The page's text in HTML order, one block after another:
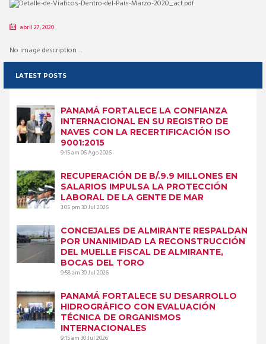
abril 27, 2020
No image description ...
LATEST POSTS
PANAMÁ FORTALECE LA CONFIANZA
INTERNACIONAL EN SU REGISTRO DE
NAVES CON LA RECERTIFICACIÓN ISO
9001:2015
9:15 am06 Ago 2026
RECUPERACIÓN DE B/.9.9 MILLONES EN
SALARIOS IMPULSA LA PROTECCIÓN
LABORAL DE LA GENTE DE MAR
3:05 pm30 Jul 2026
CONCEJALES DE ALMIRANTE RESPALDAN
POR UNANIMIDAD LA RECONSTRUCCIÓN
DEL MUELLE FISCAL DE ALMIRANTE,
BOCAS DEL TORO
9:58 am30 Jul 2026
PANAMÁ FORTALECE SU DESARROLLO
HIDROGRÁFICO CON EVALUACIÓN
TÉCNICA DE ORGANISMOS
INTERNACIONALES
9:15 am30 Jul 2026